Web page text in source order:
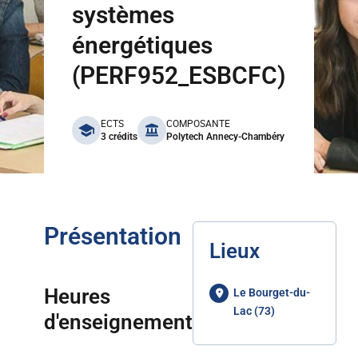
systèmes
énergétiques
(PERF952_ESBCFC)
benefits
ECTS
3 crédits
COMPOSANTE
Polytech Annecy-Chambéry
Présentation
Heures
d'enseignement
Lieux
Le Bourget-du-
Lac (73)